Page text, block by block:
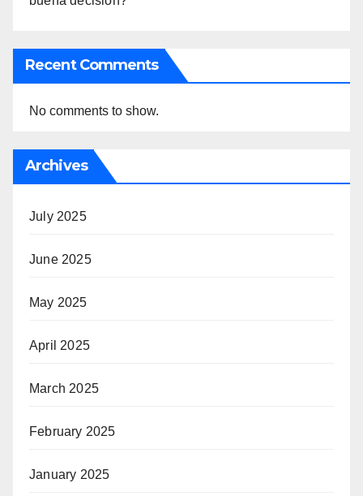
Recent Comments
No comments to show.
Archives
July 2025
June 2025
May 2025
April 2025
March 2025
February 2025
January 2025